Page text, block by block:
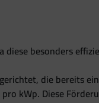
besonders
die bereits
kWp. Diese